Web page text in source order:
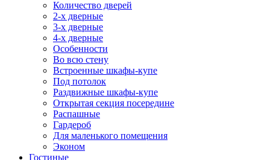
Количество дверей
2-х дверные
3-х дверные
4-х дверные
Особенности
Во всю стену
Встроенные шкафы-купе
Под потолок
Раздвижные шкафы-купе
Открытая секция посередине
Распашные
Гардероб
Для маленького помещения
Эконом
Гостиные